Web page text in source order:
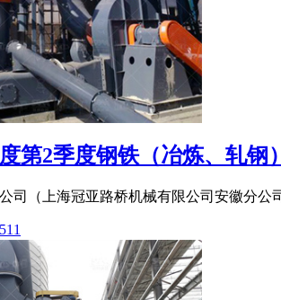
第2季度钢铁（冶炼、轧钢
司（上海冠亚路桥机械有限公司安徽分